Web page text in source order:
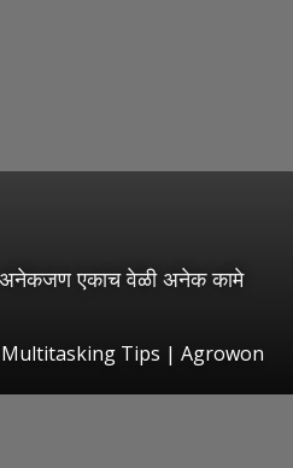
एकाच वेळी अनेक कामे
Multitasking Tips | Agrowon